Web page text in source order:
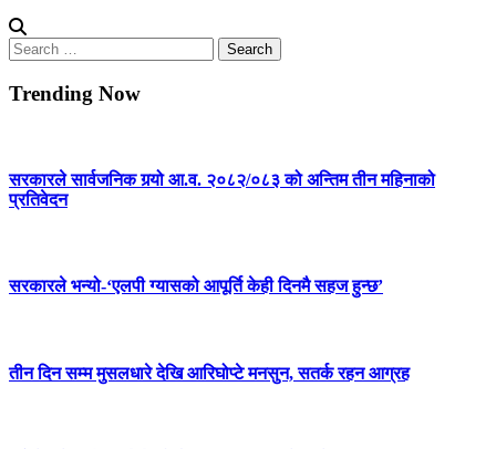
Search
for:
Trending Now
सरकारले सार्वजनिक गर्‍यो आ.व. २०८२/०८३ को अन्तिम तीन महिनाको
प्रतिवेदन
सरकारले भन्यो-‘एलपी ग्यासको आपूर्ति केही दिनमै सहज हुन्छ’
तीन दिन सम्म मुसलधारे देखि आरिघोप्टे मनसुन, सतर्क रहन आग्रह